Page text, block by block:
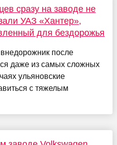
сразу на заводе не
УАЗ «Хантер»,
для бездорожья
после
даже из самых сложных
ульяновские
с тяжелым